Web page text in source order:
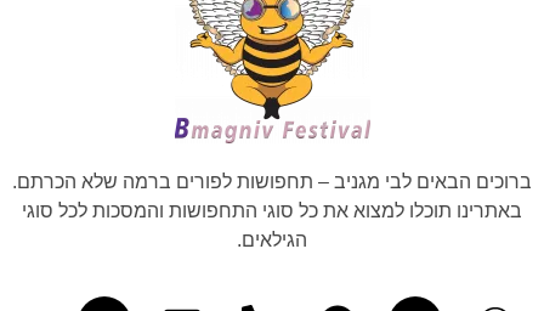
ברוכים הבאים לבי מגניב – תחפושות לפורים ברמה שלא הכרתם.
באתרינו תוכלו למצוא את כל סוגי התחפושות והמסכות לכל סוגי
הגילאים.